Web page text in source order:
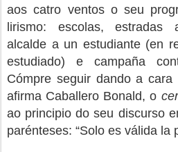
aos catro ventos o seu
lirismo: escolas, estradas
alcalde a un estudiante (en
estudiado) e campaña
Cómpre seguir dando a
afirma Caballero Bonald, o
ao principio do seu discurso
parénteses: “Solo es válida la